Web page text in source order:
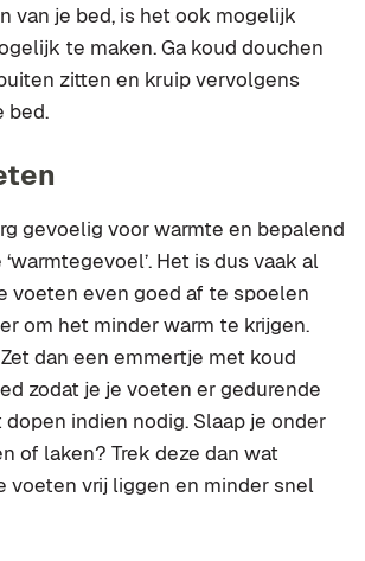
van je bed, is het ook mogelijk
te maken. Ga koud douchen
zitten en kruip vervolgens
bed.
gevoelig voor warmte en bepalend
Het is dus vaak al
voeten even goed af te spoelen
om het minder warm te krijgen.
dan een emmertje met koud
zodat je je voeten er gedurende
indien nodig. Slaap je onder
of laken? Trek deze dan wat
voeten vrij liggen en minder snel